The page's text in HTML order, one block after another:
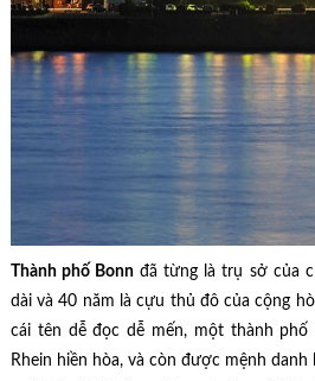
Thành phố Bonn đã từng là trụ sở của
dài và 40 năm là cựu thủ đô của cộng
cái tên dễ đọc dễ mến, một thành phố
Rhein hiền hòa, và còn được mệnh